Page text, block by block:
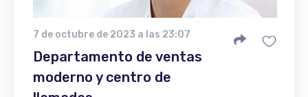
7 de octubre de 2023 a las 23:07
Departamento de ventas
moderno y centro de